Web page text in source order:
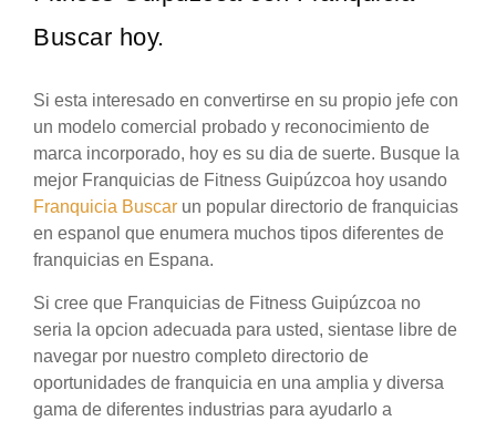
Buscar hoy.
Si esta interesado en convertirse en su propio jefe con
un modelo comercial probado y reconocimiento de
marca incorporado, hoy es su dia de suerte. Busque la
mejor Franquicias de Fitness Guipúzcoa hoy usando
Franquicia Buscar un popular directorio de franquicias
en espanol que enumera muchos tipos diferentes de
franquicias en Espana.
Si cree que Franquicias de Fitness Guipúzcoa no
seria la opcion adecuada para usted, sientase libre de
navegar por nuestro completo directorio de
oportunidades de franquicia en una amplia y diversa
gama de diferentes industrias para ayudarlo a